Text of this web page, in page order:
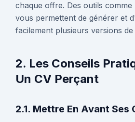
chaque offre. Des outils comme
vous permettent de générer et
facilement plusieurs versions
2. Les Conseils
Un CV Perçant
2.1. Mettre En Avant Ses